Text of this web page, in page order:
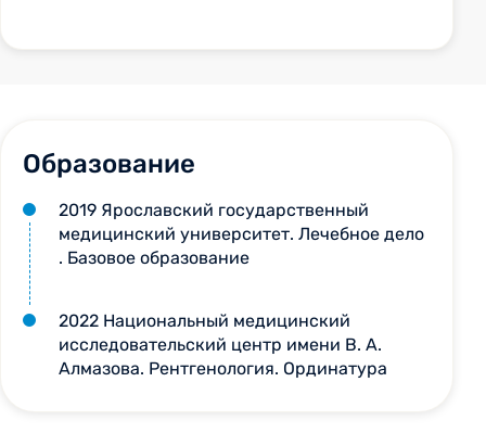
Образование
2019 Ярославский государственный
медицинский университет. Лечебное дело
. Базовое образование
2022 Национальный медицинский
исследовательский центр имени В. А.
Алмазова. Рентгенология. Ординатура